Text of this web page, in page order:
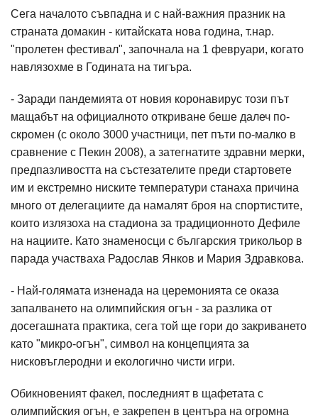
Сега началото съвпадна и с най-важния празник на
страната домакин - китайската нова година, т.нар.
"пролетен фестивал", започнала на 1 февруари, когато
навлязохме в Годината на тигъра.
- Заради пандемията от новия коронавирус този път
мащабът на официалното откриване беше далеч по-
скромен (с около 3000 участници, пет пъти по-малко в
сравнение с Пекин 2008), а затегнатите здравни мерки,
предпазливостта на състезателите преди стартовете
им и екстремно ниските температури станаха причина
много от делегациите да намалят броя на спортистите,
които излязоха на стадиона за традиционното Дефиле
на нациите. Като знаменосци с българския трикольор в
парада участваха Радослав Янков и Мария Здравкова.
- Най-голямата изненада на церемонията се оказа
запалването на олимпийския огън - за разлика от
досегашната практика, сега той ще гори до закриването
като "микро-огън", символ на концепцията за
нисковъглеродни и екологично чисти игри.
Обикновеният факел, последният в щафетата с
олимпийския огън, е закрепен в центъра на огромна